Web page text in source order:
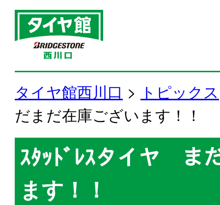
タイヤ館西川口 > トピックス
だまだ在庫ございます！！
ｽﾀｯﾄﾞﾚｽタイヤ ま
ます！！